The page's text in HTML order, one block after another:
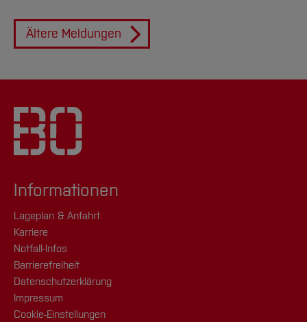
Ältere Meldungen
Informationen
Lageplan & Anfahrt
Karriere
Notfall-Infos
Barrierefreiheit
Datenschutzerklärung
Impressum
Cookie-Einstellungen